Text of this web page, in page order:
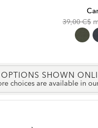
Original
Price:
39,00 C$
OPTIONS SHOWN
choices are available in